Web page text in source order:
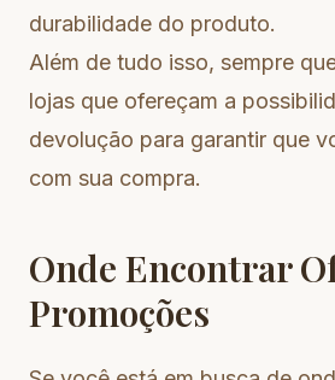
durabilidade do produto.
Além de tudo isso, sempre
lojas que ofereçam a
devolução para garantir que
com sua compra.
Onde Encontrar
Promoções